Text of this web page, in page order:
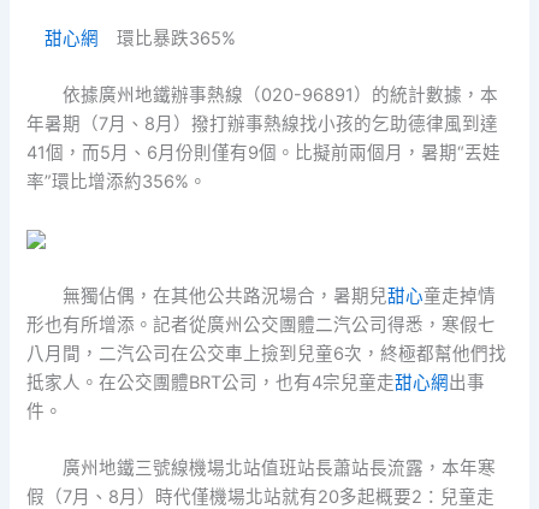
甜心網 環比暴跌365%
依據廣州地鐵辦事熱線（020-96891）的統計數據，本
年暑期（7月、8月）撥打辦事熱線找小孩的乞助德律風到達
41個，而5月、6月份則僅有9個。比擬前兩個月，暑期“丟娃
率”環比增添約356%。
無獨佔偶，在其他公共路況場合，暑期兒甜心童走掉情
形也有所增添。記者從廣州公交團體二汽公司得悉，寒假七
八月間，二汽公司在公交車上撿到兒童6次，終極都幫他們找
抵家人。在公交團體BRT公司，也有4宗兒童走甜心網出事
件。
廣州地鐵三號線機場北站值班站長蕭站長流露，本年寒
假（7月、8月）時代僅機場北站就有20多起概要2：兒童走